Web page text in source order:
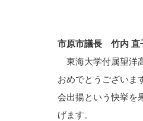
市原市議長 竹内 直
東海大学付属望洋
おめでとうございま
会出揚という快挙を
げます。